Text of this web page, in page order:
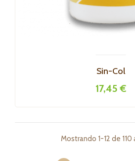
Sin-Col
17,45 €
Mostrando 1-12 de 110